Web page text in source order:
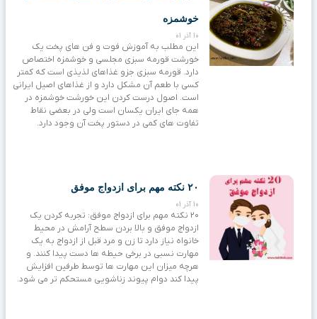
خوشمزه
10 آذر 01
این مطلب به آموزش فوت و فن های پخت یک
خورشت قورمه سبزی مجلسی و خوشمزه اختصاص
دارد. قورمه سبزی جزو غذاهای لذیذی است که کمتر
کسی با طعم آن مشکل دارد و از غذاهای اصیل ایرانی
است. اصول درست کردن این خورشت خوشمزه در
همه جای ایران یکسان است ولی در بعضی نقاط
تفاوت های کمی در دستور پخت آن وجود دارد.
۲۰ نکته مهم برای ازدواج موفق
10 آذر 01
۲۰ نکته مهم برای ازدواج موفق: تجربه کردن یک
ازدواج موفق و بالا بردن سطح آرامش در محیط
خانواه نیاز دارد تا زن و مرد قبل از ازدواج به یک
مهارت نسبی در برخی حیطه ها دست پیدا کنند. و
هرچه میزان این مهارت ها توسط طرفین افزایش
پیدا کند دوام پیوند زناشویی مستحکم تر می شود.